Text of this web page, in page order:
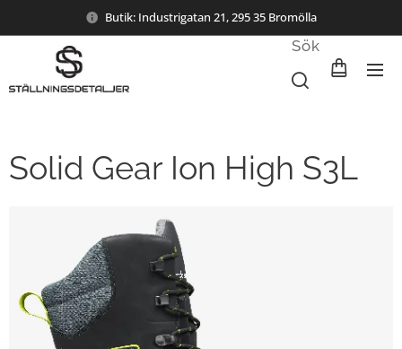
Butik: Industrigatan 21, 295 35 Bromölla
Sök
Solid Gear Ion High S3L